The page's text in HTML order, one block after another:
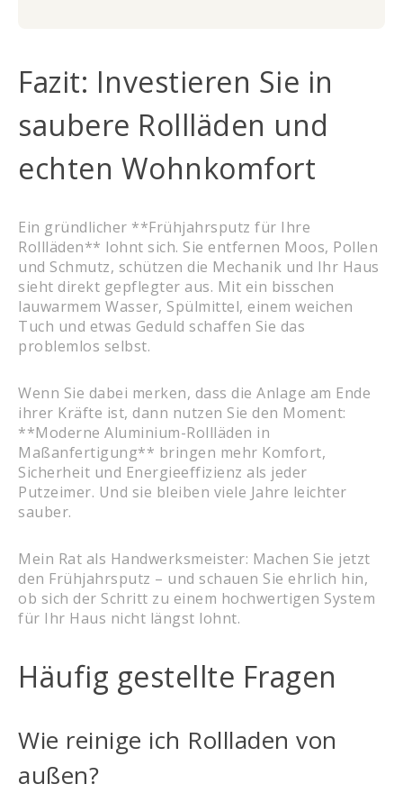
Fazit: Investieren Sie in
saubere Rollläden und
echten Wohnkomfort
Ein gründlicher **Frühjahrsputz für Ihre
Rollläden** lohnt sich. Sie entfernen Moos, Pollen
und Schmutz, schützen die Mechanik und Ihr Haus
sieht direkt gepflegter aus. Mit ein bisschen
lauwarmem Wasser, Spülmittel, einem weichen
Tuch und etwas Geduld schaffen Sie das
problemlos selbst.
Wenn Sie dabei merken, dass die Anlage am Ende
ihrer Kräfte ist, dann nutzen Sie den Moment:
**Moderne Aluminium-Rollläden in
Maßanfertigung** bringen mehr Komfort,
Sicherheit und Energieeffizienz als jeder
Putzeimer. Und sie bleiben viele Jahre leichter
sauber.
Mein Rat als Handwerksmeister: Machen Sie jetzt
den Frühjahrsputz – und schauen Sie ehrlich hin,
ob sich der Schritt zu einem hochwertigen System
für Ihr Haus nicht längst lohnt.
Häufig gestellte Fragen
Wie reinige ich Rollladen von
außen?